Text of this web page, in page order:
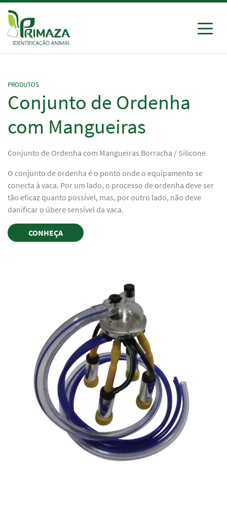
Ir
para
conteúdo
Primaza
Identificação Animal
PRODUTOS
Conjunto de Ordenha
com Mangueiras
Conjunto de Ordenha com Mangueiras Borracha / Silicone
O conjunto de ordenha é o ponto onde o equipamento se
conecta à vaca. Por um lado, o processo de ordenha deve ser
tão eficaz quanto possível, mas, por outro lado, não deve
danificar o úbere sensível da vaca.
CONHEÇA